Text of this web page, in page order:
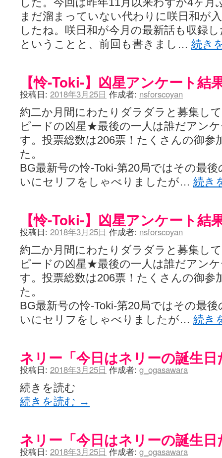
まだ溜まっていない代わりに咲日和が
したね。咲日和が今月の最新話も収録
ということと、前回も書きまし… 続き
【怜-Toki-】凶星アンケート結
投稿日: 2018年3月25日 作成者: nsforscoyan
約二か月間にわたりダラダラと募集し
ピードの凶星★最後の一人は誰だアン
す。投票総数は206票！たくさんの御参
た。
BG最新号の怜-Toki-第20局ではその最
いにセリフをしゃべりましたが… 続き
【怜-Toki-】凶星アンケート結
投稿日: 2018年3月25日 作成者: nsforscoyan
約二か月間にわたりダラダラと募集し
ピードの凶星★最後の一人は誰だアン
す。投票総数は206票！たくさんの御参
た。
BG最新号の怜-Toki-第20局ではその最
いにセリフをしゃべりましたが… 続き
ネリー「今日はネリーの誕生
投稿日: 2018年3月25日 作成者: g_ogasawara
続きを読む
続きを読む →
ネリー「今日はネリーの誕生
投稿日: 2018年3月25日 作成者: g_ogasawara